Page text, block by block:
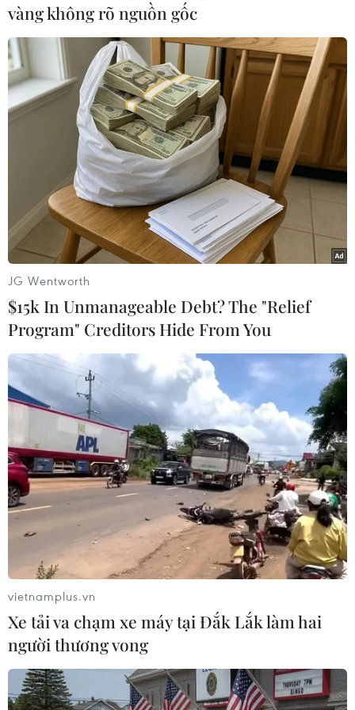
ma tuý đi Australia đã dùng họ tên, chứng minh
nhân dân cũng như địa chỉ giả.
Hiện vụ việc vẫn đang được cơ quan chức năng
tiến hành điều tra, làm rõ./.
(Vietnam+)
#Ma túy
#Sân bay quốc tế Nội Bài
#Chuyển phát nhanh
#Hải quan
#Chứng minh nhân dân
TP. Hà Nội Australia
Theo dõi VietnamPlus
TIN LIÊN QUAN
vàng không rõ nguồn gốc
JG Wentworth
$15k In Unmanageable Debt? The "Relief
Program" Creditors Hide From You
vietnamplus.vn
Xe tải va chạm xe máy tại Đắk Lắk làm hai
người thương vong